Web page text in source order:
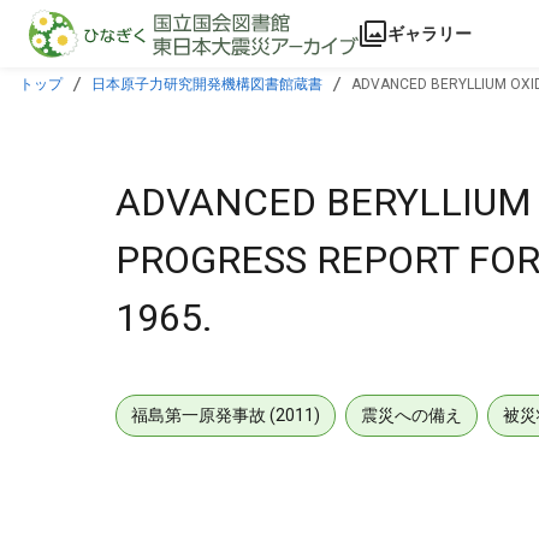
本文に飛ぶ
ギャラリー
トップ 日本原子力研究開発機構図書館蔵書 ADVANCED BERYLLIUM
ADVANCED
PROGRESS REPORT
1965.
福島第一原発事故 (2011) 震災への備え 被災